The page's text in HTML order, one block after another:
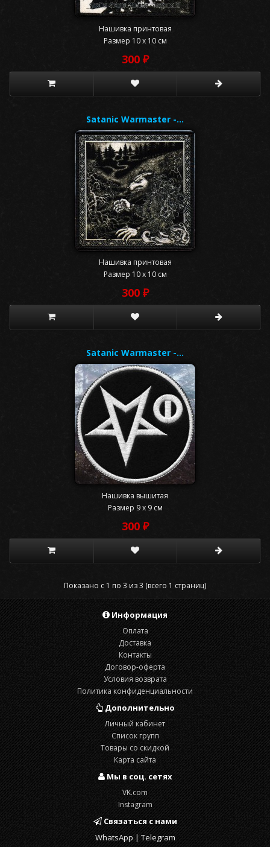
Нашивка принтовая
Размер 10 x 10 см
300 ₽
Satanic Warmaster -…
Нашивка принтовая
Размер 10 x 10 см
300 ₽
Satanic Warmaster -…
Нашивка вышитая
Размер 9 x 9 см
300 ₽
Показано с 1 по 3 из 3 (всего 1 страниц)
Информация
Оплата
Доставка
Контакты
Договор-оферта
Условия возврата
Политика конфиденциальности
Дополнительно
Личный кабинет
Список групп
Товары со скидкой
Карта сайта
Мы в соц. сетях
VK.com
Instagram
Связаться с нами
WhatsApp | Telegram